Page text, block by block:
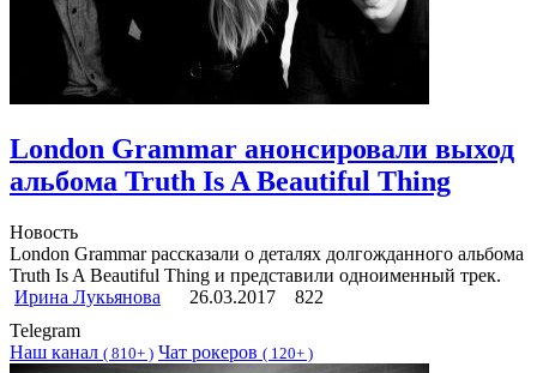
London Grammar анонсировали выход
альбома Truth Is A Beautiful Thing
Новость
London Grammar рассказали о деталях долгожданного альбома
Truth Is A Beautiful Thing и представили одноименный трек.
Ирина Лукьянова
26.03.2017
822
Telegram
Наш канал ( 810+ ) Чат рокеров ( 120+ )